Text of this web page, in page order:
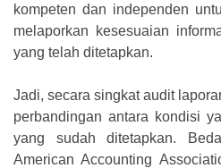
kompeten dan independen
melaporkan kesesuaian
yang telah ditetapkan.
Jadi, secara singkat audit
perbandingan antara kondisi
yang sudah ditetapkan.
American Accounting